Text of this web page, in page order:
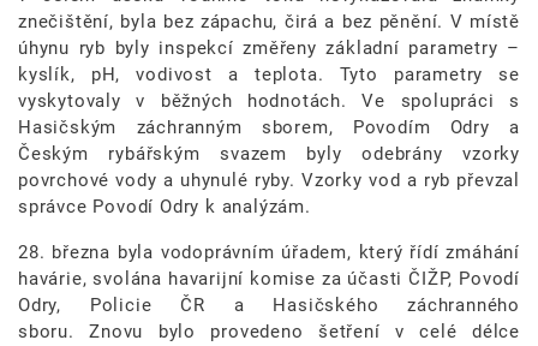
znečištění, byla bez zápachu, čirá a bez pěnění. V místě
úhynu ryb byly inspekcí změřeny základní parametry –
kyslík, pH, vodivost a teplota. Tyto parametry se
vyskytovaly v běžných hodnotách. Ve spolupráci s
Hasičským záchranným sborem, Povodím Odry a
Českým rybářským svazem byly odebrány vzorky
povrchové vody a uhynulé ryby. Vzorky vod a ryb převzal
správce Povodí Odry k analýzám.
28. března byla vodoprávním úřadem, který řídí zmáhání
havárie, svolána havarijní komise za účasti ČIŽP, Povodí
Odry, Policie ČR a Hasičského záchranného
sboru. Znovu bylo provedeno šetření v celé délce